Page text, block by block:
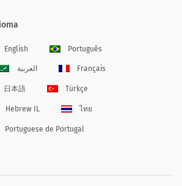
English Português
العربية Français
日本語 Türkçe
Hebrew IL ไทย
Portuguese de Portugal